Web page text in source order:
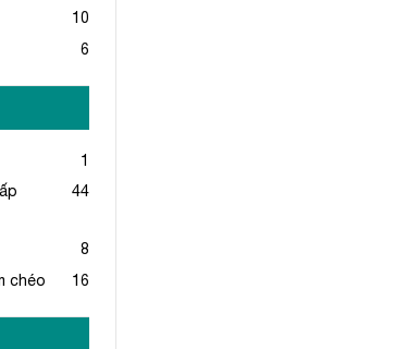
10
6
1
44
8
chéo
16